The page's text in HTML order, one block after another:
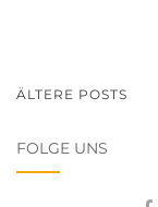
ÄLTERE POSTS
FOLGE UNS